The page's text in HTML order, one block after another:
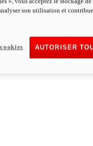
son utilisation et
AUTORISER